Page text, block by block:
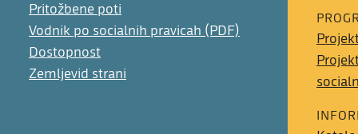
Pritožbene poti
Vodnik po socialnih pravicah (PDF)
Dostopnost
Zemljevid strani